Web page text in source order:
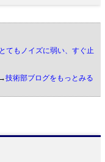
てもノイズに弱い、すぐ止
→技術部ブログをもっとみる